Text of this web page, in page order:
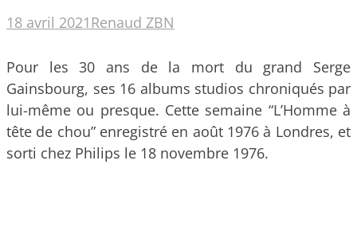
18 avril 2021 Renaud ZBN
Pour les 30 ans de la mort du grand Serge
Gainsbourg, ses 16 albums studios chroniqués par
lui-même ou presque. Cette semaine “L’Homme à
tête de chou” enregistré en août 1976 à Londres, et
sorti chez Philips le 18 novembre 1976.